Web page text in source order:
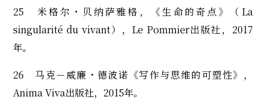
25 米格尔・贝纳萨雅格，《生命的奇点》（La
singularité du vivant），Le Pommier出版社，2017
年。
26 马克－威廉・德波诺《写作与思维的可塑性》，
Anima Viva出版社，2015年。